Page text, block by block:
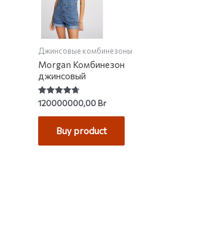
Джинсовые комбинезоны
Morgan Комбинезон
джинсовый
Rated
4.75
out of 5
120000000,00Br
Buy product